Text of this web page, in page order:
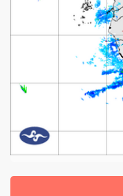
:::